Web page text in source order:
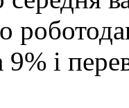
9% і